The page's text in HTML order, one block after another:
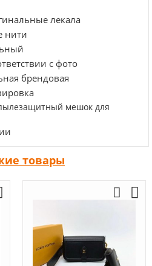
лекала
нити
с фото
брендовая
мешок для
товары